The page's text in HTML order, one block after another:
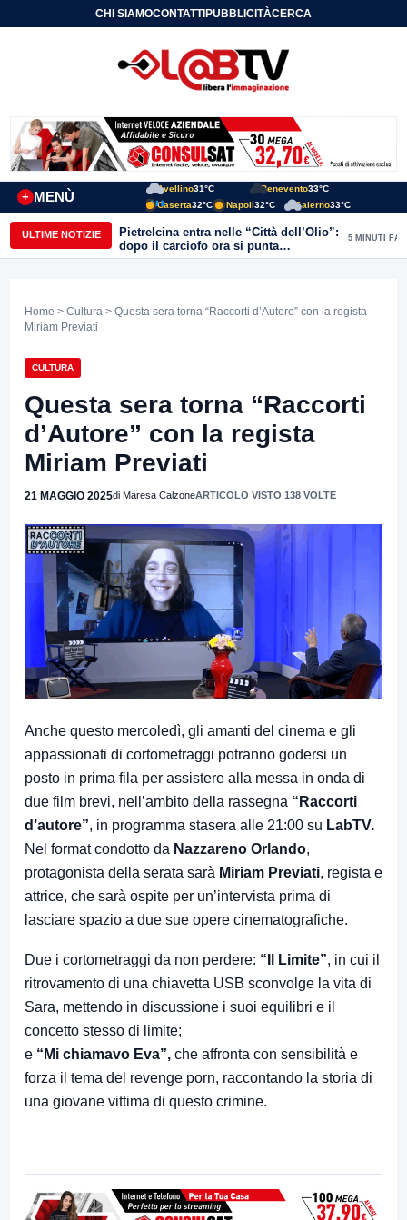
CHI SIAMOCONTATTIPUBBLICITÀCERCA
MENÙ
+
Avellino31°C Benevento33°C
Caserta32°C Napoli32°C Salerno33°C
ULTIME NOTIZIE
Pietrelcina entra nelle “Città dell’Olio”:
dopo il carciofo ora si punta
sull’olivicoltura
5 MINUTI FA
Home > Cultura > Questa sera torna “Raccorti d’Autore” con la regista
Miriam Previati
CULTURA
Questa sera torna “Raccorti
d’Autore” con la regista
Miriam Previati
21 MAGGIO 2025di Maresa CalzoneARTICOLO VISTO 138 VOLTE
Anche questo mercoledì, gli amanti del cinema e gli
appassionati di cortometraggi potranno godersi un
posto in prima fila per assistere alla messa in onda di
due film brevi, nell’ambito della rassegna “Raccorti
d’autore”, in programma stasera alle 21:00 su LabTV.
Nel format condotto da Nazzareno Orlando,
protagonista della serata sarà Miriam Previati, regista e
attrice, che sarà ospite per un’intervista prima di
lasciare spazio a due sue opere cinematografiche.
Due i cortometraggi da non perdere: “Il Limite”, in cui il
ritrovamento di una chiavetta USB sconvolge la vita di
Sara, mettendo in discussione i suoi equilibri e il
concetto stesso di limite;
e “Mi chiamavo Eva”, che affronta con sensibilità e
forza il tema del revenge porn, raccontando la storia di
una giovane vittima di questo crimine.